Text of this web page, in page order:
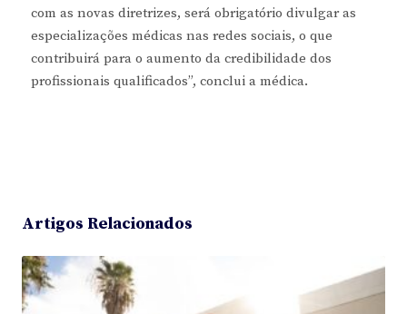
com as novas diretrizes, será obrigatório divulgar as
especializações médicas nas redes sociais, o que
contribuirá para o aumento da credibilidade dos
profissionais qualificados”, conclui a médica.
Artigos Relacionados